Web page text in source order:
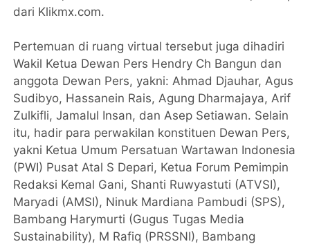
dari Klikmx.com.
Pertemuan di ruang virtual tersebut juga dihadiri
Wakil Ketua Dewan Pers Hendry Ch Bangun dan
anggota Dewan Pers, yakni: Ahmad Djauhar, Agus
Sudibyo, Hassanein Rais, Agung Dharmajaya, Arif
Zulkifli, Jamalul Insan, dan Asep Setiawan. Selain
itu, hadir para perwakilan konstituen Dewan Pers,
yakni Ketua Umum Persatuan Wartawan Indonesia
(PWI) Pusat Atal S Depari, Ketua Forum Pemimpin
Redaksi Kemal Gani, Shanti Ruwyastuti (ATVSI),
Maryadi (AMSI), Ninuk Mardiana Pambudi (SPS),
Bambang Harymurti (Gugus Tugas Media
Sustainability), M Rafiq (PRSSNI), Bambang